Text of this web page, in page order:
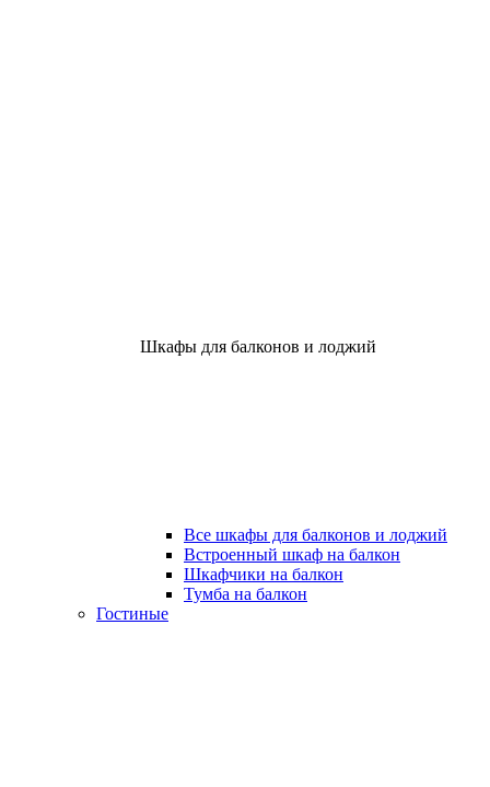
Шкафы для балконов и лоджий
Все шкафы для балконов и лоджий
Встроенный шкаф на балкон
Шкафчики на балкон
Тумба на балкон
Гостиные